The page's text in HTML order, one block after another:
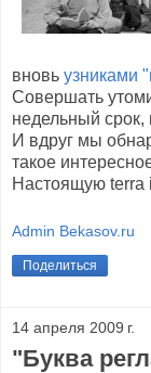
вновь узниками
Совершать
недельный
И вдруг мы
такое
Настоящую terra
Admin Bekasov.ru
Поделиться
14 апреля 2009 г.
"Буква